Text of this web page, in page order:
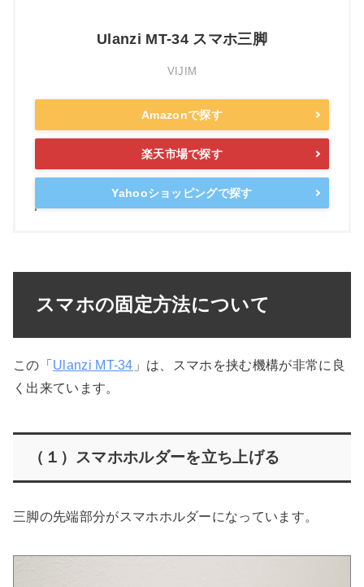
Ulanzi MT-34 スマホ三脚
VIJIM
Amazonで探す
楽天市場で探す
Yahooショッピングで探す
スマホの固定方法について
この「 Ulanzi MT-34 」は、スマホを挟む機構が非常に良
く出来ています。
（１）スマホホルダーを立ち上げる
三脚の先端部分がスマホホルダーになっています。